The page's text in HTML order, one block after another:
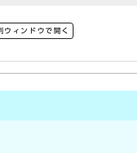
ウィンドウで開く